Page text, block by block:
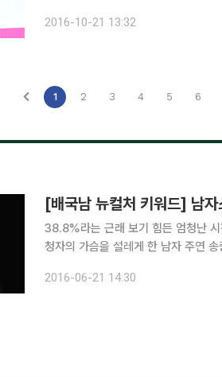
는 25일 오후 11시 10분 첫 방송된다.
2016-10-21 13:32
1 2 3 4 5 6
[배국남 뉴컬처 키워드] 남자
38.8%라는 근래 보기 힘든 엄청난 시청률을 기록한
청자의 가슴을 설레게 한 남자 주연
되면서 예능 최강자로 군림하는
2016-06-21 14:30